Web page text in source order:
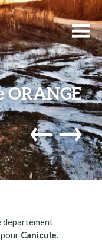
ORANGE
←→
departement
pour Canicule.